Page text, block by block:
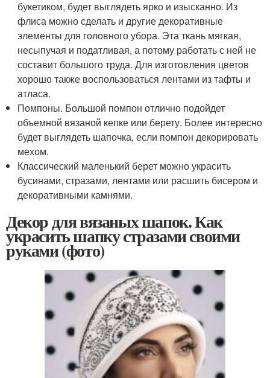
букетиком, будет выглядеть ярко и изысканно. Из
флиса можно сделать и другие декоративные
элементы для головного убора. Эта ткань мягкая,
несыпучая и податливая, а потому работать с ней не
составит большого труда. Для изготовления цветов
хорошо также воспользоваться лентами из тафты и
атласа.
Помпоны. Большой помпон отлично подойдет
объемной вязаной кепке или берету. Более интересно
будет выглядеть шапочка, если помпон декорировать
мехом.
Классический маленький берет можно украсить
бусинами, стразами, лентами или расшить бисером и
декоративными камнями.
Декор для вязаных шапок. Как
украсить шапку стразами своими
руками (фото)